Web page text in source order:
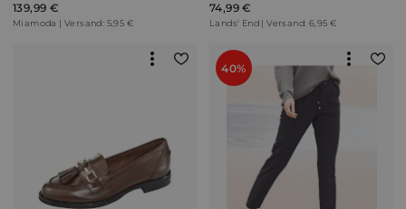
139,99 €
Miamoda | Versand: 5,95 €
74,99 €
Lands' End | Versand: 6,95 €
40%